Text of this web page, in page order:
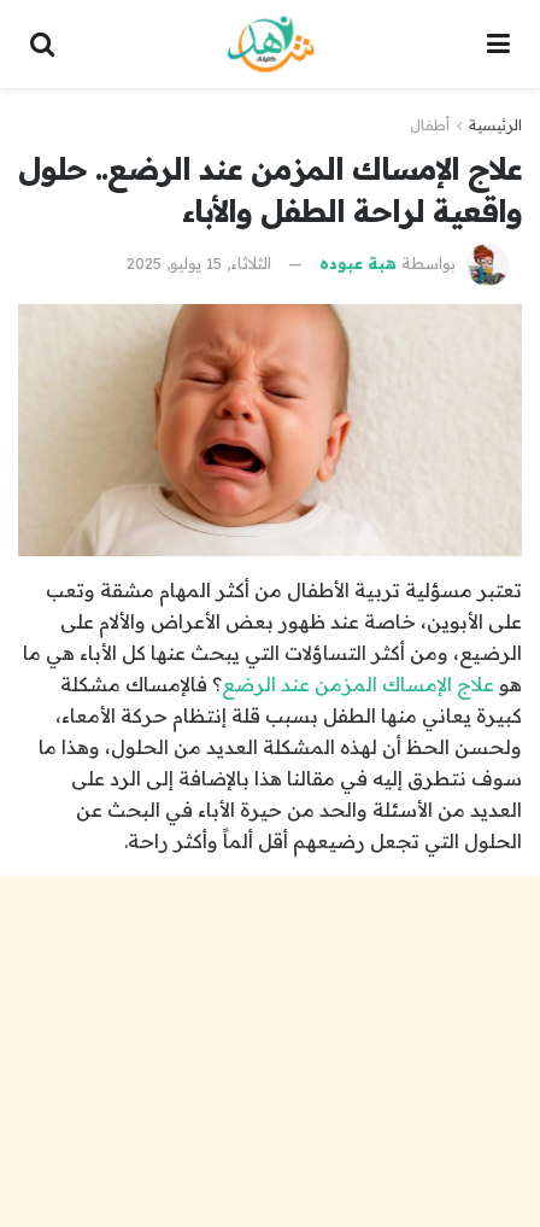
الرئيسية أطفال
علاج الإمساك المزمن عند الرضع.. حلول
واقعية لراحة الطفل والأباء
بواسطة هبة عبوده الثلاثاء, 15 يوليو, 2025
تعتبر مسؤلية تربية الأطفال من أكثر المهام مشقة وتعب
على الأبوين، خاصة عند ظهور بعض الأعراض والألام على
الرضيع، ومن أكثر التساؤلات التي يبحث عنها كل الأباء هي ما
هو علاج الإمساك المزمن عند الرضع؟ فالإمساك مشكلة
كبيرة يعاني منها الطفل بسبب قلة إنتظام حركة الأمعاء،
ولحسن الحظ أن لهذه المشكلة العديد من الحلول، وهذا ما
سوف نتطرق إليه في مقالنا هذا بالإضافة إلى الرد على
العديد من الأسئلة والحد من حيرة الأباء في البحث عن
الحلول التي تجعل رضيعهم أقل ألماً وأكثر راحة.